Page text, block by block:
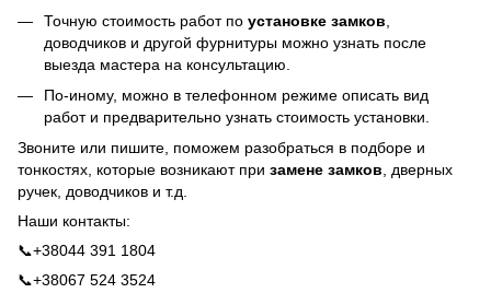
Точную стоимость работ по установке замков
доводчиков и другой фурнитуры можно узнать после
выезда мастера на консультацию.
По-иному, можно в телефонном режиме описать вид
работ и предварительно узнать стоимость установки.
Звоните или пишите, поможем разобраться в подборе и
тонкостях, которые возникают при замене замков, дверных
ручек, доводчиков и т.д.
Наши контакты:
📞+38044 391 1804
📞+38067 524 3524